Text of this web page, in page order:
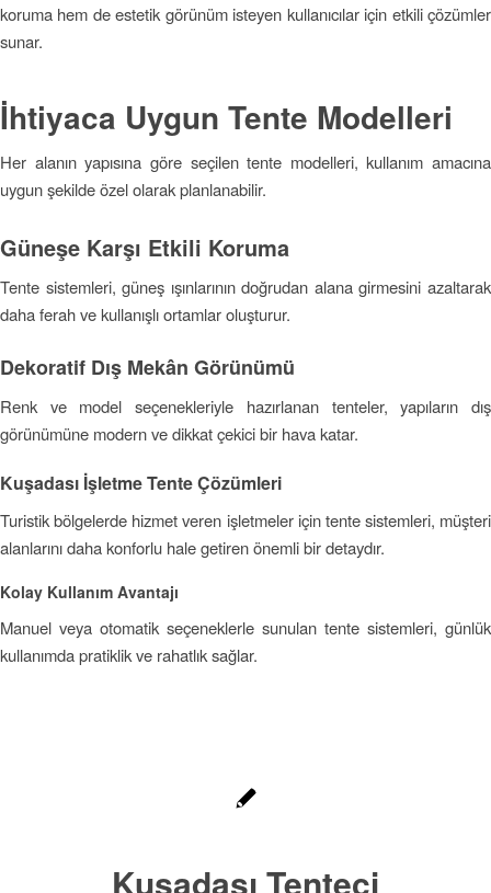
koruma hem de estetik görünüm isteyen kullanıcılar için etkili çözümler
sunar.
İhtiyaca Uygun Tente Modelleri
Her alanın yapısına göre seçilen tente modelleri, kullanım amacına
uygun şekilde özel olarak planlanabilir.
Güneşe Karşı Etkili Koruma
Tente sistemleri, güneş ışınlarının doğrudan alana girmesini azaltarak
daha ferah ve kullanışlı ortamlar oluşturur.
Dekoratif Dış Mekân Görünümü
Renk ve model seçenekleriyle hazırlanan tenteler, yapıların dış
görünümüne modern ve dikkat çekici bir hava katar.
Kuşadası İşletme Tente Çözümleri
Turistik bölgelerde hizmet veren işletmeler için tente sistemleri, müşteri
alanlarını daha konforlu hale getiren önemli bir detaydır.
Kolay Kullanım Avantajı
Manuel veya otomatik seçeneklerle sunulan tente sistemleri, günlük
kullanımda pratiklik ve rahatlık sağlar.
Kuşadası Tenteci